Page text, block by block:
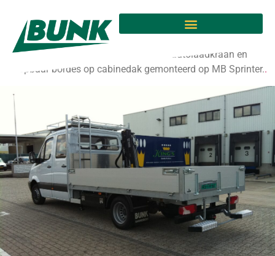
Geleverd aan V&M
Leasing
Open laadbak uitgevoerd met Hiab 017 autolaadkraan en
beloopbaar bordes op cabinedak gemonteerd op MB Sprinter..